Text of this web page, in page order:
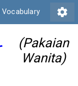
Vocabulary settings
(Pakaian
Wanita)